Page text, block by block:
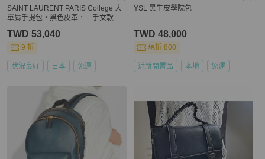
SAINT LAURENT PARIS College 大
單肩手提包，黑色皮革，二手女款
TWD 53,040
9 折
狀況良好 日本 免運
YSL 黑牛皮學院包
TWD 48,000
現折 800
近新閒置品 本地 免運